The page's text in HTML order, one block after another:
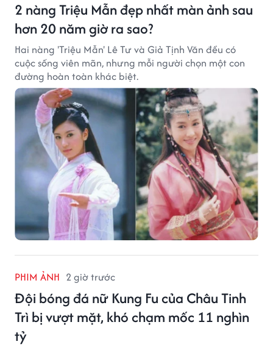
2 nàng Triệu Mẫn đẹp nhất màn ảnh sau
hơn 20 năm giờ ra sao?
Hai nàng 'Triệu Mẫn' Lê Tư và Giả Tịnh Văn đều có
cuộc sống viên mãn, nhưng mỗi người chọn một con
đường hoàn toàn khác biệt.
PHIM ẢNH 2 giờ trước
Đội bóng đá nữ Kung Fu của Châu Tinh
Trì bị vượt mặt, khó chạm mốc 11 nghìn
tỷ